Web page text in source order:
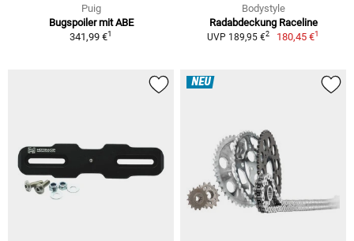
Puig
Bugspoiler mit ABE
341,99 €1
Bodystyle
Radabdeckung Raceline
UVP 189,95 €2 180,45 €1
NEU